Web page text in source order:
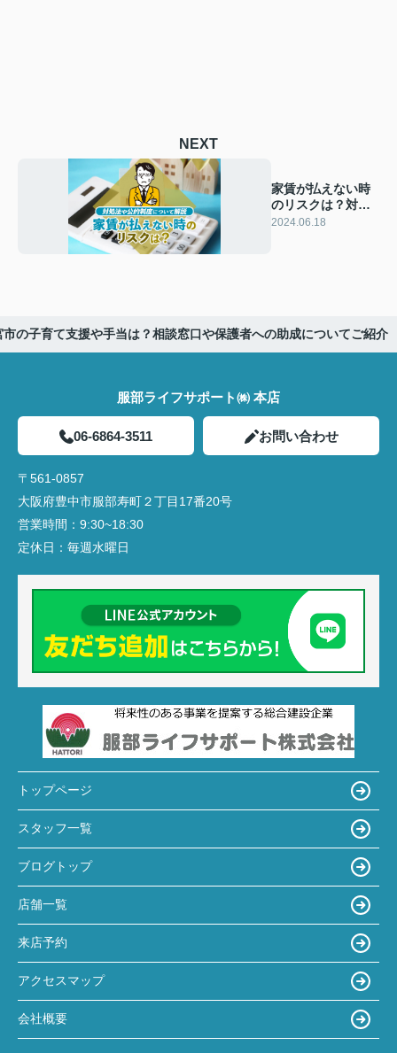
NEXT
家賃が払えない時
のリスクは？対処
法や公的制度につ
2024.06.18
市の子育て支援や手当は？相談窓口や保護者への助成についてご紹介
服部ライフサポート㈱ 本店
06-6864-3511 お問い合わせ
〒561-0857
大阪府豊中市服部寿町２丁目17番20号
営業時間： 9:30~18:30
定休日： 毎週水曜日
トップページ
スタッフ一覧
ブログトップ
店舗一覧
来店予約
アクセスマップ
会社概要